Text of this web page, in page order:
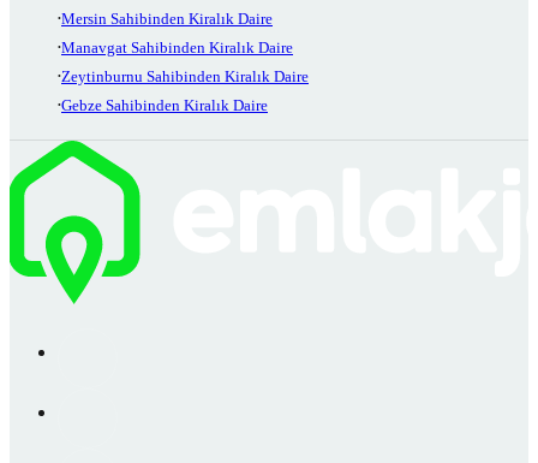
Mersin Sahibinden Kiralık Daire
Manavgat Sahibinden Kiralık Daire
Zeytinburnu Sahibinden Kiralık Daire
Gebze Sahibinden Kiralık Daire